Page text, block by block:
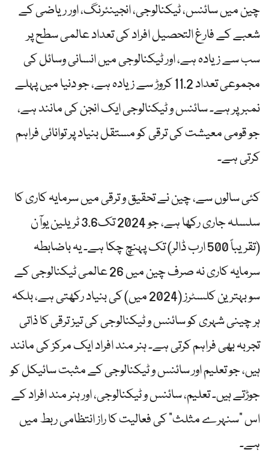
چین میں سائنس، ٹیکنالوجی، انجینئرنگ، اور ریاضی کے
شعبے کے فارغ التحصیل افراد کی تعداد عالمی سطح پر
سب سے زیادہ ہے، اور ٹیکنالوجی میں انسانی وسائل کی
مجموعی تعداد 11.2 کروڑ سے زیادہ ہے، جو دنیا میں پہلے
نمبر پر ہے۔ سائنس و ٹیکنالوجی ایک انجن کی مانند ہے،
جو قومی معیشت کی ترقی کو مستقل بنیاد پر توانائی فراہم
کرتی ہے۔
کئی سالوں سے، چین نے تحقیق و ترقی میں سرمایہ کاری کا
سلسلہ جاری رکھا ہے، جو 2024 تک3.6 ٹریلین یوآن
(تقریباً 500 ارب ڈالر) تک پہنچ چکا ہے۔ یہ باضابطہ
سرمایہ کاری نہ صرف چین میں 26 عالمی ٹیکنالوجی کے
سو بہترین کلسٹرز (2024 میں) کی بنیاد رکھتی ہے، بلکہ
ہر چینی شہری کو سائنس و ٹیکنالوجی کی تیز ترقی کا ذاتی
تجربہ بھی فراہم کرتی ہے۔ ہنر مند افراد ایک مرکز کی مانند
ہیں، جو تعلیم اور سائنس و ٹیکنالوجی کے مثبت سائیکل کو
جوڑتے ہیں۔ تعلیم، سائنس و ٹیکنالوجی، اور ہنر مند افراد کے
اس “سنہرے مثلث” کی فعالیت کا راز انتظامی ربط میں
ہے۔